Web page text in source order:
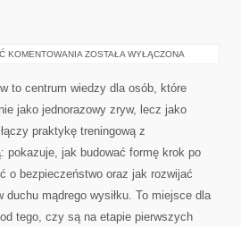
KOMENTOWANIA TRENING
ZOSTAŁA WYŁĄCZONA
to centrum wiedzy dla osób, które
jako jednorazowy zryw, lecz jako
praktykę treningową z
pokazuje, jak budować formę krok po
o bezpieczeństwo oraz jak rozwijać
duchu mądrego wysiłku. To miejsce dla
tego, czy są na etapie pierwszych